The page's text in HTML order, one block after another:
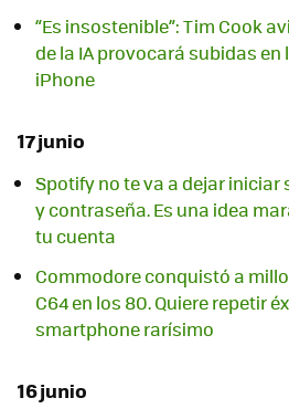
“Es insostenible”: Tim Cook
de la IA provocará subidas en
iPhone
17 junio
Spotify no te va a dejar
y contraseña. Es una idea
tu cuenta
Commodore conquistó a
C64 en los 80. Quiere repetir
smartphone rarísimo
16 junio